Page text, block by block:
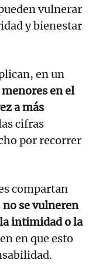
vulnerar
y bienestar
en un
en el
a más
cifras
por recorrer
compartan
no se vulneren
intimidad o la
en que esto